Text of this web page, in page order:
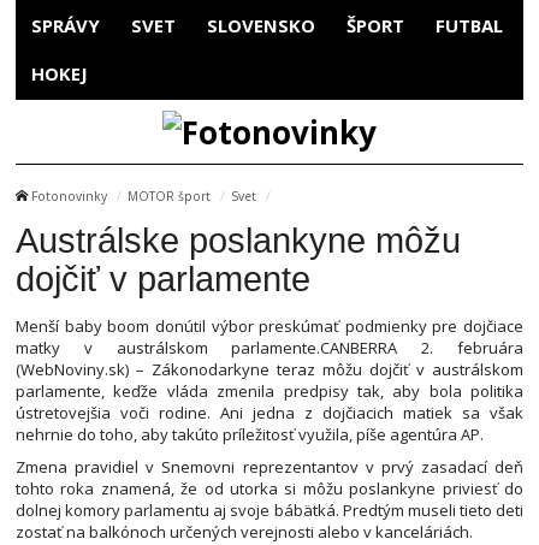
SPRÁVY SVET SLOVENSKO ŠPORT FUTBAL
HOKEJ
Fotonovinky MOTOR šport Svet
Austrálske poslankyne môžu
dojčiť v parlamente
Menší baby boom donútil výbor preskúmať podmienky pre dojčiace
matky v austrálskom parlamente.CANBERRA 2. februára
(WebNoviny.sk) – Zákonodarkyne teraz môžu dojčiť v austrálskom
parlamente, keďže vláda zmenila predpisy tak, aby bola politika
ústretovejšia voči rodine. Ani jedna z dojčiacich matiek sa však
nehrnie do toho, aby takúto príležitosť využila, píše agentúra AP.
Zmena pravidiel v Snemovni reprezentantov v prvý zasadací deň
tohto roka znamená, že od utorka si môžu poslankyne priviesť do
dolnej komory parlamentu aj svoje bábätká. Predtým museli tieto deti
zostať na balkónoch určených verejnosti alebo v kanceláriách.